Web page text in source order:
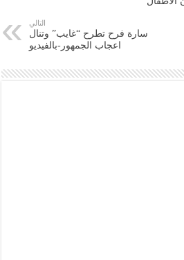
التالي
سارة فرح تطرح “غايب” وتنال
اعجاب الجمهور-بالفيديو